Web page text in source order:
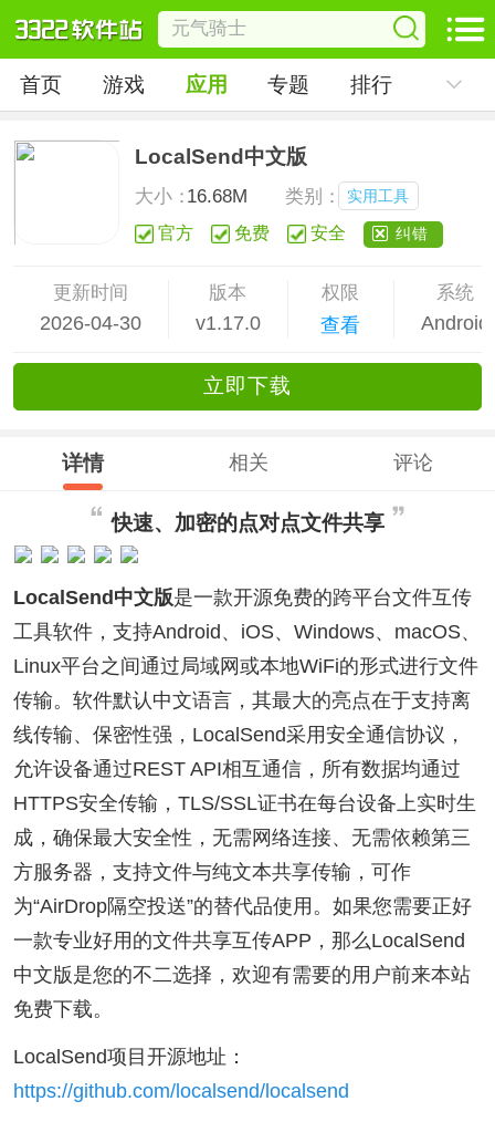
首页 游戏 应用 专题 排行
LocalSend中文版
大小：16.68M 类别： 实用工具
官方 免费 安全 纠错
更新时间
2026-04-30
版本
v1.17.0
权限
查看
系统
Android
立即下载
详情 相关 评论
快速、加密的点对点文件共享
LocalSend中文版是一款开源免费的跨平台文件互传
工具软件，支持Android、iOS、Windows、macOS、
Linux平台之间通过局域网或本地WiFi的形式进行文件
传输。软件默认中文语言，其最大的亮点在于支持离
线传输、保密性强，LocalSend采用安全通信协议，
允许设备通过REST API相互通信，所有数据均通过
HTTPS安全传输，TLS/SSL证书在每台设备上实时生
成，确保最大安全性，无需网络连接、无需依赖第三
方服务器，支持文件与纯文本共享传输，可作
为“AirDrop隔空投送”的替代品使用。如果您需要正好
一款专业好用的文件共享互传APP，那么LocalSend
中文版是您的不二选择，欢迎有需要的用户前来本站
免费下载。
LocalSend项目开源地址：
https://github.com/localsend/localsend